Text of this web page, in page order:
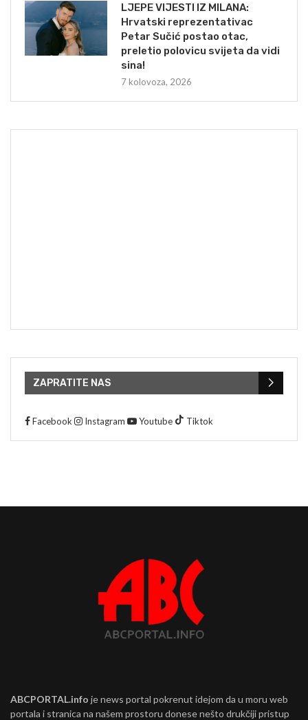
LJEPE VIJESTI IZ MILANA:
Hrvatski reprezentativac
Petar Sučić postao otac,
preletio polovicu svijeta da vidi
sina!
7 kolovoza, 2026
ZAPRATITE NAS
Facebook Instagram Youtube Tiktok
ABCPORTAL.info je news portal pokrenut idejom da u moru web
portala i stranica na našem prostoru donese nešto drukčiji pristup